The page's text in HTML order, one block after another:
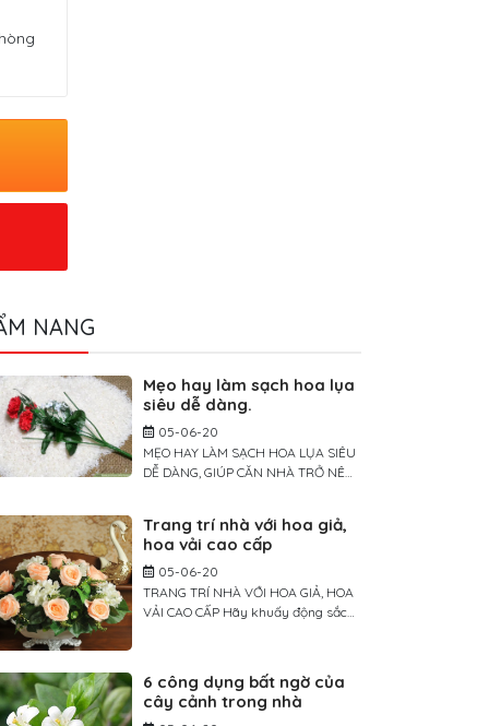
NANG
Mẹo hay làm sạch hoa lụa
siêu dễ dàng.
05-06-20
MẸO HAY LÀM SẠCH HOA LỤA SIÊU
DỄ DÀNG, GIÚP CĂN NHÀ TRỞ NÊN
thời gian, hoa lụa cũng cần được lau
chùi để trông luôn sống động và tươi
mới. Để làm sạch sâu, bạn có thể
rửa hoa bằng nước hoặc […]
Trang trí nhà với hoa giả,
hoa vải cao cấp
05-06-20
TRANG TRÍ NHÀ VỚI HOA GIẢ, HOA
VẢI CAO CẤP Hãy khuấy động sắc
Trang trí không gian sống nhà mình
với nhiều màu sắc hoa yêu kiều
không phải là điều mới mẻ. Tuy
6 công dụng bất ngờ của
cây cảnh trong nhà